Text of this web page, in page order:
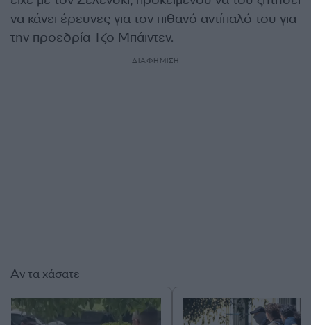
να κάνει έρευνες για τον πιθανό αντίπαλό του για
την προεδρία Τζο Μπάιντεν.
ΔΙΑΦΗΜΙΣΗ
Αν τα χάσατε